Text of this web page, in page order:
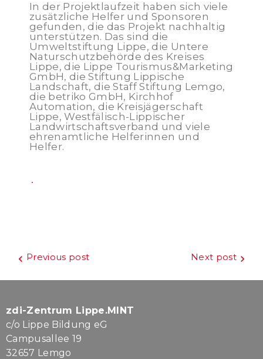
In der Projektlaufzeit haben sich viele
zusätzliche Helfer und Sponsoren
gefunden, die das Projekt nachhaltig
unterstützen. Das sind die
Umweltstiftung Lippe, die Untere
Naturschutzbehörde des Kreises
Lippe, die Lippe Tourismus&Marketing
GmbH, die Stiftung Lippische
Landschaft, die Staff Stiftung Lemgo,
die betriko GmbH, Kirchhof
Automation, die Kreisjägerschaft
Lippe, Westfälisch-Lippischer
Landwirtschaftsverband und viele
ehrenamtliche Helferinnen und
Helfer.
Beitragsnavigation
Previous post Next post
zdi-Zentrum Lippe.MINT
c/o Lippe Bildung eG
Campusallee 19
32657 Lemgo